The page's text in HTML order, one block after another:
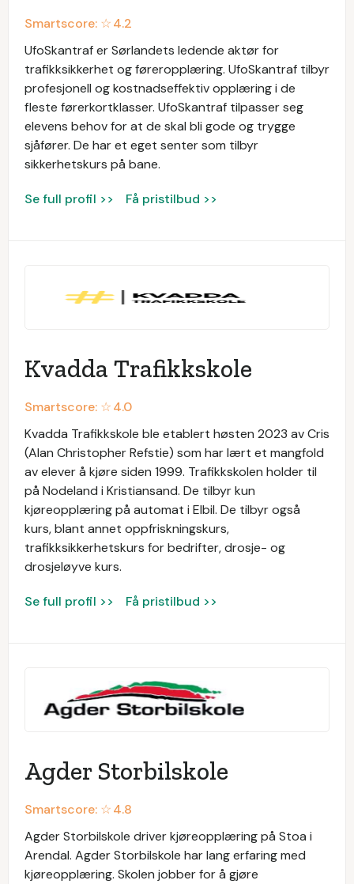
Smartscore: ☆4.2
UfoSkantraf er Sørlandets ledende aktør for
trafikksikkerhet og føreropplæring. UfoSkantraf tilbyr
profesjonell og kostnadseffektiv opplæring i de
fleste førerkortklasser. UfoSkantraf tilpasser seg
elevens behov for at de skal bli gode og trygge
sjåfører. De har et eget senter som tilbyr
sikkerhetskurs på bane.
Se full profil >> Få pristilbud >>
Kvadda Trafikkskole
Smartscore: ☆4.0
Kvadda Trafikkskole ble etablert høsten 2023 av Cris
(Alan Christopher Refstie) som har lært et mangfold
av elever å kjøre siden 1999. Trafikkskolen holder til
på Nodeland i Kristiansand. De tilbyr kun
kjøreopplæring på automat i Elbil. De tilbyr også
kurs, blant annet oppfriskningskurs,
trafikksikkerhetskurs for bedrifter, drosje- og
drosjeløyve kurs.
Se full profil >> Få pristilbud >>
Agder Storbilskole
Smartscore: ☆4.8
Agder Storbilskole driver kjøreopplæring på Stoa i
Arendal. Agder Storbilskole har lang erfaring med
kjøreopplæring. Skolen jobber for å gjøre